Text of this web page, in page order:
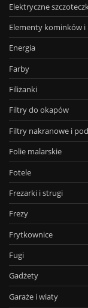
Elektryczne
Elementy kominków i
Energia
Farby
Filiżanki
Filtry do okapów
Filtry nakranowe i
Folie malarskie
Fotele
Frezarki i strugi
Frezy
Frytkownice
Fugi
Gadżety
Garaże i wiaty